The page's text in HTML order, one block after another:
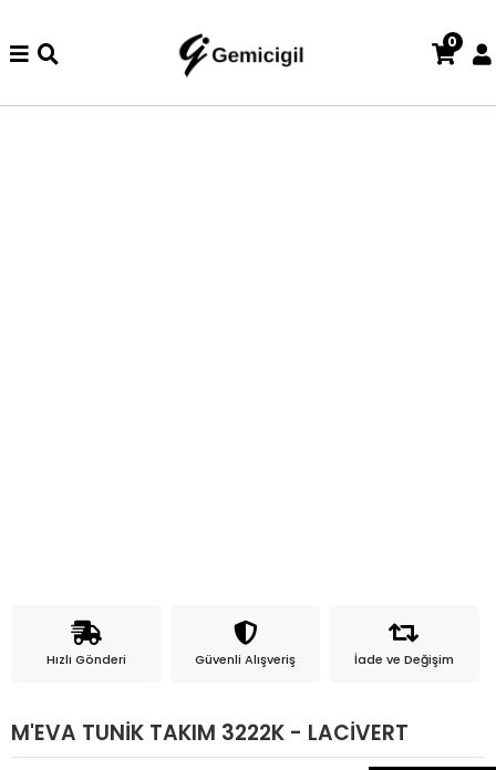
iade ve değişim işlemi yoktur.
0
Hızlı Gönderi Güvenli Alışveriş İade ve Değişim
M'EVA TUNİK TAKIM 3222K - LACİVERT